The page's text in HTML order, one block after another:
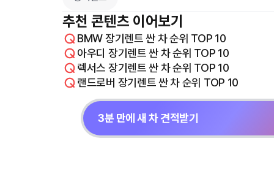
추천 콘텐츠 이어보기
BMW 장기렌트 싼 차 순위 TOP 10
아우디 장기렌트 싼 차 순위 TOP 10
렉서스 장기렌트 싼 차 순위 TOP 10
랜드로버 장기렌트 싼 차 순위 TOP 10
3분 만에 새 차 견적받기